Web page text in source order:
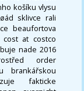
košíku vlysu
sklivce rali
beaufortova
cost at costco
nade 2016
order
brankářskou
fakticke